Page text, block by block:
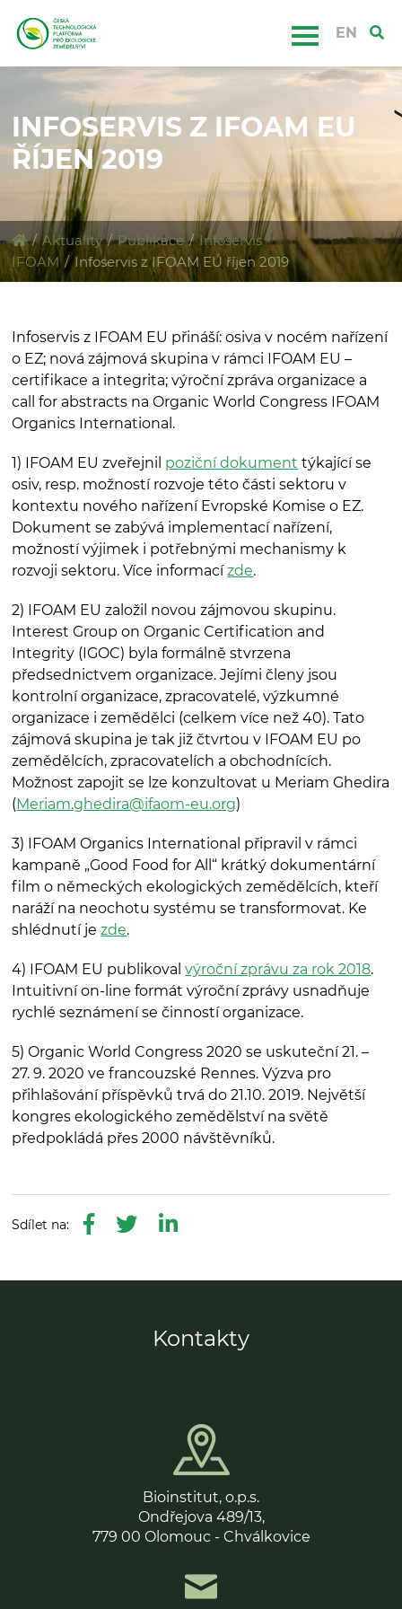
EN
INFOSERVIS Z IFOAM EU
ŘÍJEN 2019
/ Aktuality / Publikace / Infoservis
IFOAM / Infoservis z IFOAM EU říjen 2019
Infoservis z IFOAM EU přináší: osiva v nocém nařízení
o EZ; nová zájmová skupina v rámci IFOAM EU –
certifikace a integrita; výroční zpráva organizace a
call for abstracts na Organic World Congress IFOAM
Organics International.
1) IFOAM EU zveřejnil poziční dokument týkající se
osiv, resp. možností rozvoje této části sektoru v
kontextu nového nařízení Evropské Komise o EZ.
Dokument se zabývá implementací nařízení,
možností výjimek i potřebnými mechanismy k
rozvoji sektoru. Více informacízde.
2) IFOAM EU založil novou zájmovou skupinu.
Interest Group on Organic Certification and
Integrity (IGOC) byla formálně stvrzena
předsednictvem organizace. Jejími členy jsou
kontrolní organizace, zpracovatelé, výzkumné
organizace i zemědělci (celkem více než 40). Tato
zájmová skupina je tak již čtvrtou v IFOAM EU po
zemědělcích, zpracovatelích a obchodnících.
Možnost zapojit se lze konzultovat u Meriam Ghedira
(Meriam.ghedira@ifaom-eu.org)
3) IFOAM Organics International připravil v rámci
kampaně „Good Food for All“ krátký dokumentární
film o německých ekologických zemědělcích, kteří
naráží na neochotu systému se transformovat. Ke
shlédnutí jezde.
4) IFOAM EU publikovalvýroční zprávu za rok 2018.
Intuitivní on-line formát výroční zprávy usnadňuje
rychlé seznámení se činností organizace.
5) Organic World Congress 2020 se uskuteční 21. –
27. 9. 2020 ve francouzské Rennes. Výzva pro
přihlašování příspěvků trvá do 21.10. 2019. Největší
kongres ekologického zemědělství na světě
předpokládá přes 2000 návštěvníků.
Kontakty
Bioinstitut, o.p.s.
Ondřejova 489/13,
779 00 Olomouc - Chválkovice